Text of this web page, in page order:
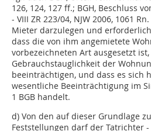
126, 124, 127 ff.; BGH, Beschluss
- VIII ZR 223/04, NJW 2006, 1061
Mieter darzulegen und
dass die von ihm angemietete
vorbezeichneten Art ausgesetzt
Gebrauchstauglichkeit der
beeinträchtigen, und dass es sich
wesentliche Beeinträchtigung im
1 BGB handelt.
d) Von den auf dieser Grundlage
Feststellungen darf der Tatrichter